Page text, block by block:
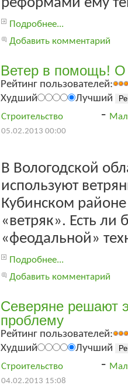
Подробнее...
Добавить комментарий
Ветер в помощь! О
Рейтинг пользователей:
Худший
Лучший
Строительство -
05.02.2013 00:00
В Вологодской
используют
Кубинском
«ветряк». Есть ли
«феодальной»
Подробнее...
Добавить комментарий
Северяне решают
проблему
Рейтинг пользователей:
Худший
Лучший
Строительство -
04.02.2013 15:08